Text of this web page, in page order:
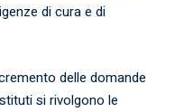
di cura e di
delle domande
si rivolgono le